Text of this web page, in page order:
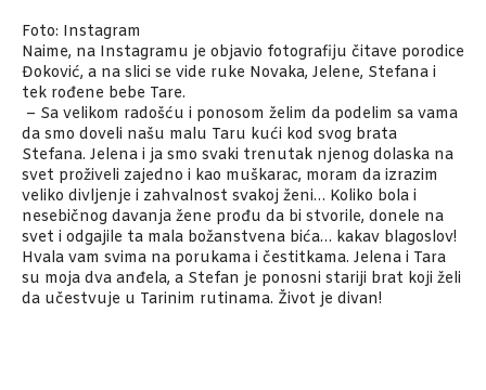
Foto: Instagram
Naime, na Instagramu je objavio fotografiju čitave porodice
Đoković, a na slici se vide ruke Novaka, Jelene, Stefana i
tek rođene bebe Tare.
– Sa velikom radošću i ponosom želim da podelim sa vama
da smo doveli našu malu Taru kući kod svog brata
Stefana. Jelena i ja smo svaki trenutak njenog dolaska na
svet proživeli zajedno i kao muškarac, moram da izrazim
veliko divljenje i zahvalnost svakoj ženi… Koliko bola i
nesebičnog davanja žene prođu da bi stvorile, donele na
svet i odgajile ta mala božanstvena bića… kakav blagoslov!
Hvala vam svima na porukama i čestitkama. Jelena i Tara
su moja dva anđela, a Stefan je ponosni stariji brat koji želi
da učestvuje u Tarinim rutinama. Život je divan!